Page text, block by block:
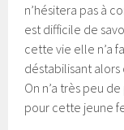
n’hésitera pas à
est difficile de
cette vie elle n’a
déstabilisant
On n’a très peu
pour cette jeune